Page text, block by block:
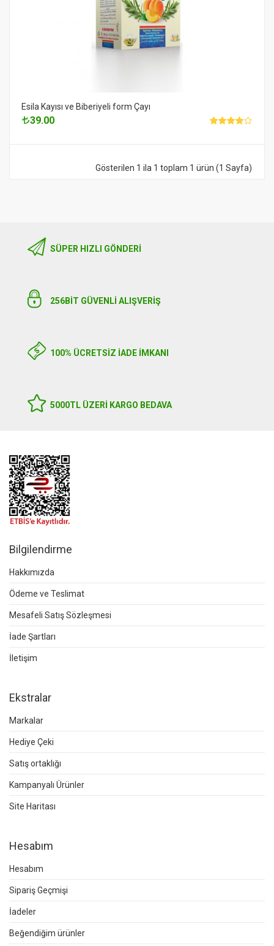
Esila Kayısı ve Biberiyeli form Çayı
39.00
Gösterilen 1 ila 1 toplam 1 ürün (1 Sayfa)
SÜPER HIZLI GÖNDERI
256BIT GÜVENLİ ALIŞVERİŞ
100% ÜCRETSİZ İADE İMKANI
5000TL ÜZERI KARGO BEDAVA
Bilgilendirme
Hakkımızda
Ödeme ve Teslimat
Mesafeli Satış Sözleşmesi
İade Şartları
İletişim
Ekstralar
Markalar
Hediye Çeki
Satış ortaklığı
Kampanyalı Ürünler
Site Haritası
Hesabım
Hesabım
Sipariş Geçmişi
İadeler
Beğendiğim ürünler